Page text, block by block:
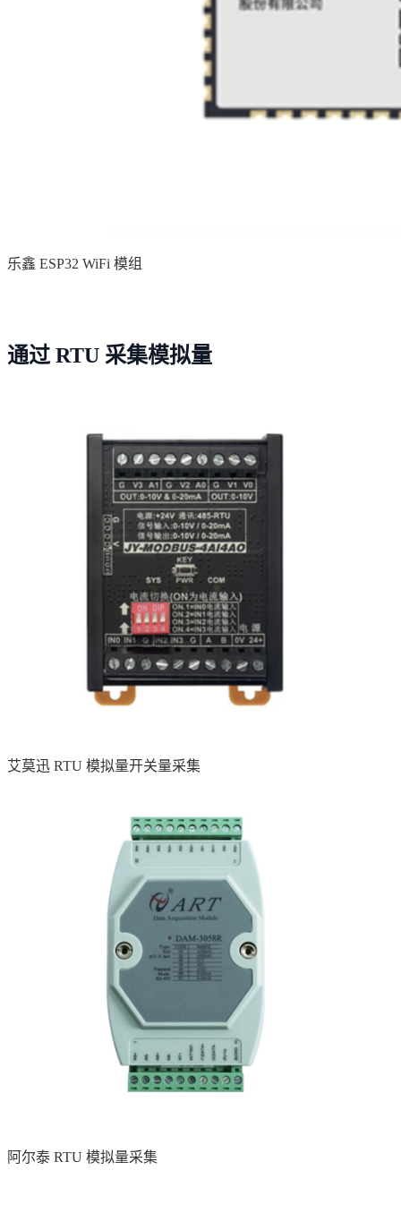
乐鑫 ESP32 WiFi 模组
通过 RTU 采集模拟量
艾莫迅 RTU 模拟量开关量采集
阿尔泰 RTU 模拟量采集